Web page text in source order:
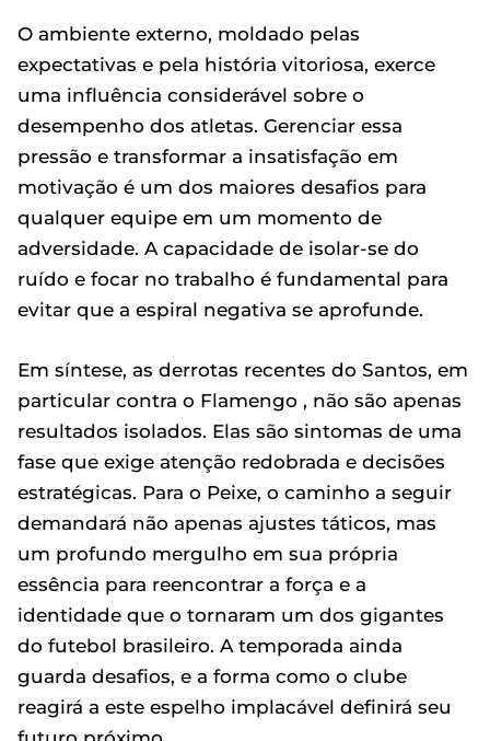
O ambiente externo, moldado pelas
expectativas e pela história vitoriosa, exerce
uma influência considerável sobre o
desempenho dos atletas. Gerenciar essa
pressão e transformar a insatisfação em
motivação é um dos maiores desafios para
qualquer equipe em um momento de
adversidade. A capacidade de isolar-se do
ruído e focar no trabalho é fundamental para
evitar que a espiral negativa se aprofunde.
Em síntese, as derrotas recentes do Santos, em
particular contra o Flamengo , não são apenas
resultados isolados. Elas são sintomas de uma
fase que exige atenção redobrada e decisões
estratégicas. Para o Peixe, o caminho a seguir
demandará não apenas ajustes táticos, mas
um profundo mergulho em sua própria
essência para reencontrar a força e a
identidade que o tornaram um dos gigantes
do futebol brasileiro. A temporada ainda
guarda desafios, e a forma como o clube
reagirá a este espelho implacável definirá seu